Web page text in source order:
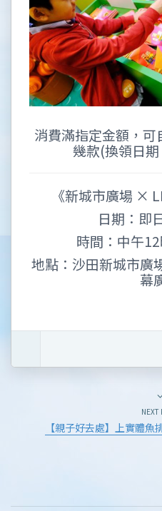
消費滿指定金額，
幾款(換領日
《新城市廣場 ×
日期：即
時間：中午
地點：沙田新城市廣
幕
NEXT
【親子好去處】上實體